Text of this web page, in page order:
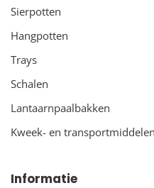
Sierpotten
Hangpotten
Trays
Schalen
Lantaarnpaalbakken
Kweek- en transportmiddelen
Informatie